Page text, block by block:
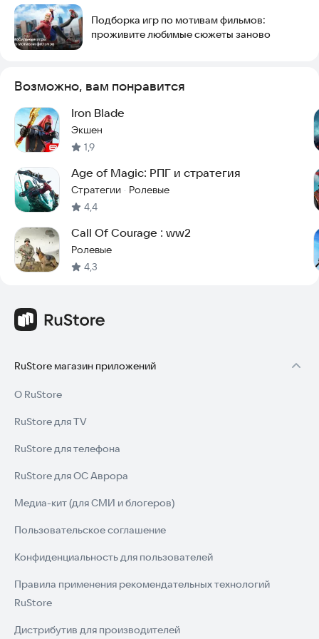
к нам!
Электронная почта технической поддержки:
sementsing@gmail.com
Подборка игр по мотивам фильмов:
проживите любимые сюжеты заново
Возможно, вам понравится
Iron Blade
Экшен
1,9
Age of Magic: РПГ и стратегия
Стратегии · Ролевые
4,4
Call Of Courage : ww2
Ролевые
4,3
RuStore магазин приложений
О RuStore
RuStore для TV
RuStore для телефона
RuStore для ОС Аврора
Медиа-кит (для СМИ и блогеров)
Пользовательское соглашение
Конфиденциальность для пользователей
Правила применения рекомендательных технологий
RuStore
Дистрибутив для производителей